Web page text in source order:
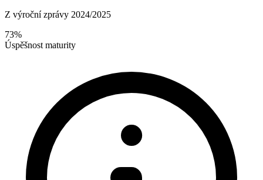
Z výroční zprávy 2024/2025
73%
Úspěšnost maturity